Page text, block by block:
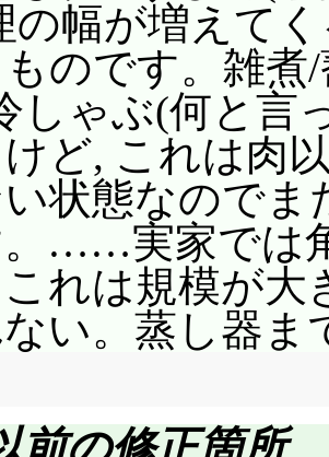
の幅が増えて
のです。雑煮
しゃぶ(何と言
ど, これは肉
状態なので
……実家では
れは規模が
い。蒸し器